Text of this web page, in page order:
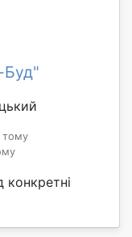
Буд"
тому
конкретні